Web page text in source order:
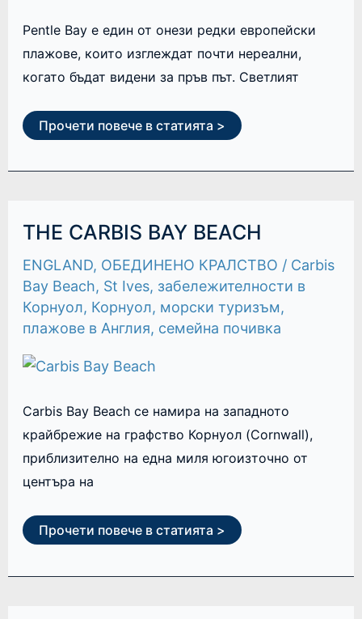
Pentle Bay е един от онези редки европейски
плажове, които изглеждат почти нереални,
когато бъдат видени за пръв път. Светлият
Прочети повече в статията >
THE CARBIS BAY BEACH
ENGLAND, ОБЕДИНЕНО КРАЛСТВО / Carbis
Bay Beach, St Ives, забележителности в
Корнуол, Корнуол, морски туризъм,
плажове в Англия, семейна почивка
Carbis Bay Beach се намира на западното
крайбрежие на графство Корнуол (Cornwall),
приблизително на една миля югоизточно от
центъра на
THE
CARBIS
BEACH
Прочети повече в статията >